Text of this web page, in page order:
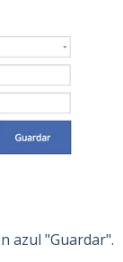
azul "Guardar".